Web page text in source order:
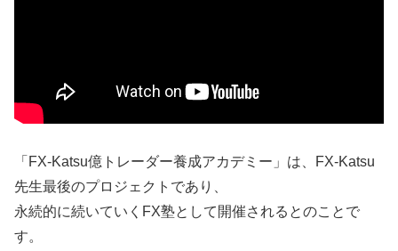
「FX-Katsu億トレーダー養成アカデミー」は、FX-Katsu
先生最後のプロジェクトであり、
永続的に続いていくFX塾として開催されるとのことで
す。